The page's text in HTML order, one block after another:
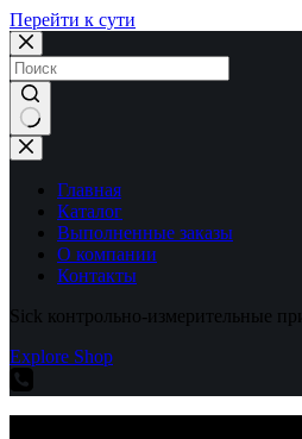
Перейти к сути
Ничего
не
найденоГлавная
Каталог
Выполненные заказы
О компании
Контакты
Sick контрольно-измерительные
Explore Shop